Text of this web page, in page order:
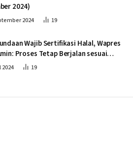
2024)
2024 19
Wajib Sertifikasi Halal, Wapres
Proses Tetap Berjalan sesuai
19